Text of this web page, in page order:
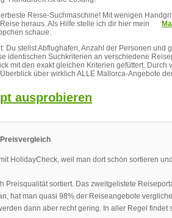
Reise-Suchmaschine! Mit wenigen
heraus. Als Hilfe stelle ich dir hier mein
schaue.
Du stellst Abflughafen, Anzahl der Personen
identischen Suchkriterien an verschiedene
mit den exakt gleichen Kriterien gefüttert.
über wirklich ALLE Mallorca-Angebote
ausprobieren
HolidayCheck, weil man dort schön sortieren
Preisqualität sortiert. Das zweitgelistete
hat man quasi 98% der Reiseangebote
dann aber recht gering. In aller Regel